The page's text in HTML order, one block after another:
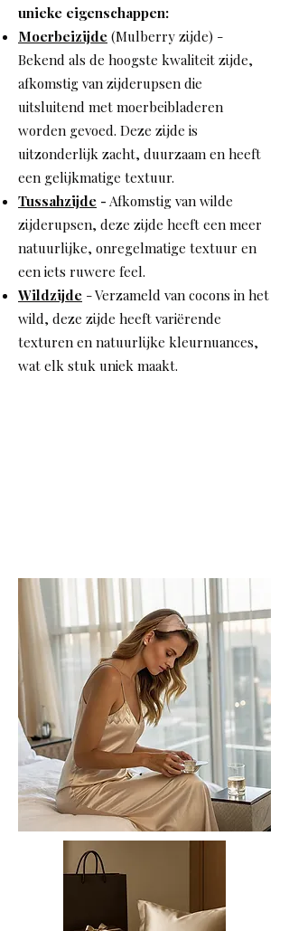
unieke eigenschappen:
Moerbeizijde (Mulberry zijde) -
Bekend als de hoogste kwaliteit zijde,
afkomstig van zijderupsen die
uitsluitend met moerbeibladeren
worden gevoed. Deze zijde is
uitzonderlijk zacht, duurzaam en heeft
een gelijkmatige textuur.
Tussahzijde - Afkomstig van wilde
zijderupsen, deze zijde heeft een meer
natuurlijke, onregelmatige textuur en
een iets ruwere feel.
Wildzijde - Verzameld van cocons in het
wild, deze zijde heeft variërende
texturen en natuurlijke kleurnuances,
wat elk stuk uniek maakt.